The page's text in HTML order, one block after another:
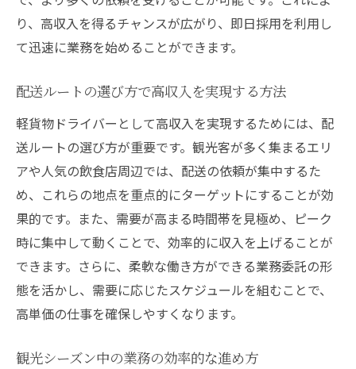
り、高収入を得るチャンスが広がり、即日採用を利用し
て迅速に業務を始めることができます。
配送ルートの選び方で高収入を実現する方法
軽貨物ドライバーとして高収入を実現するためには、配
送ルートの選び方が重要です。観光客が多く集まるエリ
アや人気の飲食店周辺では、配送の依頼が集中するた
め、これらの地点を重点的にターゲットにすることが効
果的です。また、需要が高まる時間帯を見極め、ピーク
時に集中して動くことで、効率的に収入を上げることが
できます。さらに、柔軟な働き方ができる業務委託の形
態を活かし、需要に応じたスケジュールを組むことで、
高単価の仕事を確保しやすくなります。
観光シーズン中の業務の効率的な進め方